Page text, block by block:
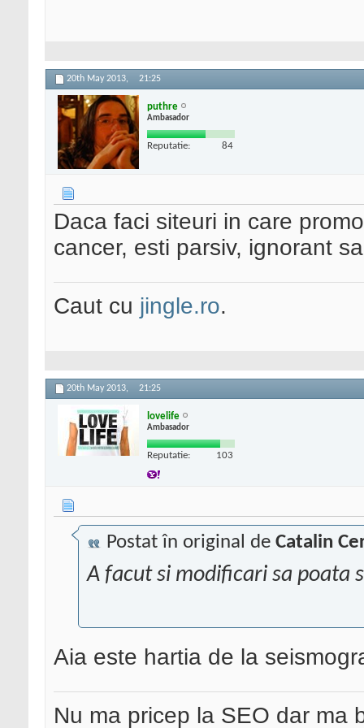
20th May 2013, 21:25
puthre
Ambasador
Reputatie: 84
Daca faci siteuri in care
cancer, esti parsiv, ignorant
Caut cu jingle.ro.
20th May 2013, 21:25
lovelife
Ambasador
Reputatie: 103
Postat în original de Catalin
A facut si modificari sa poata
Aia este hartia de la
Nu ma pricep la SEO dar ma